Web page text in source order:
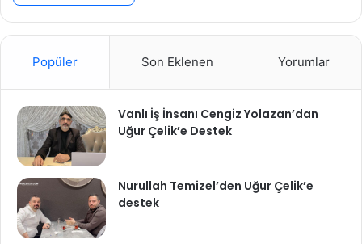
Popüler Son Eklenen Yorumlar
Vanlı İş İnsanı Cengiz Yolazan’dan
Uğur Çelik’e Destek
Nurullah Temizel’den Uğur Çelik’e
destek